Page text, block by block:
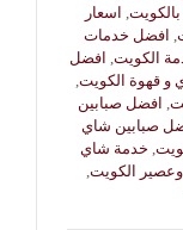
اسعار
افضل خدمات
الكويت افضل
و قهوة الكويت
افضل صبابين
صبابين شاي
خدمة شاي
الكويت